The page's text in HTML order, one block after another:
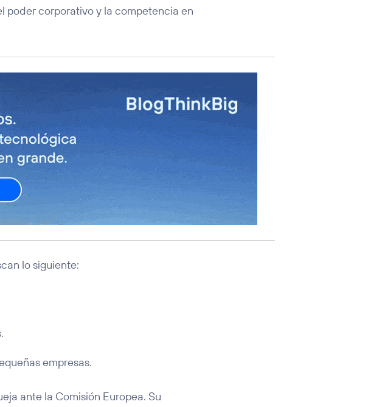
poder corporativo y la competencia en
lo siguiente:
empresas.
ante la Comisión Europea. Su